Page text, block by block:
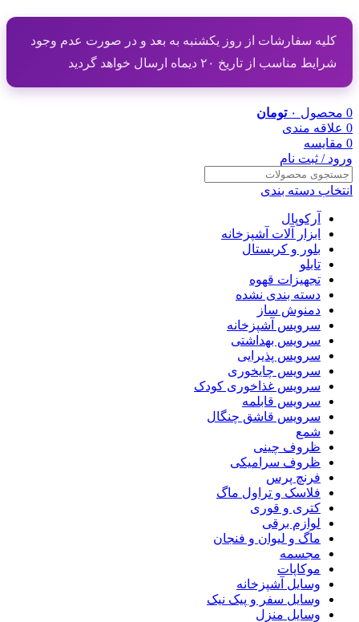
کلیه سفارشات از روز یکشنبه به بعد و در صورت عدم وجود
شرایط مناسب از تاریخ ۲۰ دیماه ارسال خواهد گردید
0 محصول ۰ تومان
0 علاقه مندی
0 مقایسه
ورود / ثبت نام
انتخاب دسته بندی
آرکوپال
ابزار آلات آشپزخانه
بلور و کریستال
تابلو
تجهیزات قهوه
دسته بندی نشده
دمنوش ساز
سرویس آشپزخانه
سرویس بهداشتی
سرویس پذیرایی
سرویس چایخوری
سرویس غذاخوری کودک
سرویس قابلمه
سرویس قاشق چنگال
شمع
ظروف چینی
ظروف سرامیکی
فرنچ پرس
فلاسک و تراول ماگ
کتری و قوری
لوازم برقی
ماگ و لیوان و فنجان
مجسمه
موکاپات
وسایل آشپزخانه
وسایل سفر و پیک نیک
وسایل منزل